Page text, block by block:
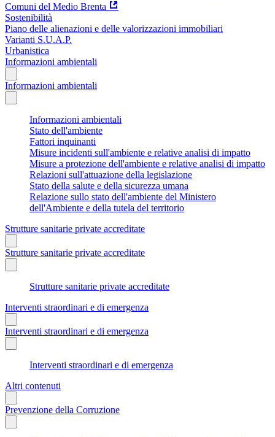
Comuni del Medio Brenta
Sostenibilità
Piano delle alienazioni e delle valorizzazioni immobiliari
Varianti S.U.A.P.
Urbanistica
Informazioni ambientali
Informazioni ambientali
Informazioni ambientali
Stato dell'ambiente
Fattori inquinanti
Misure incidenti sull'ambiente e relative analisi di impatto
Misure a protezione dell'ambiente e relative analisi di impatto
Relazioni sull'attuazione della legislazione
Stato della salute e della sicurezza umana
Relazione sullo stato dell'ambiente del Ministero
dell'Ambiente e della tutela del territorio
Strutture sanitarie private accreditate
Strutture sanitarie private accreditate
Strutture sanitarie private accreditate
Interventi straordinari e di emergenza
Interventi straordinari e di emergenza
Interventi straordinari e di emergenza
Altri contenuti
Prevenzione della Corruzione